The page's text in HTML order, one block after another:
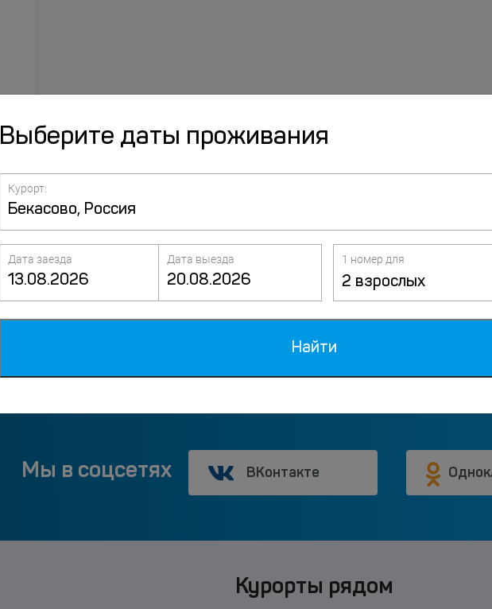
Мы в соцсетях ВКонтакте
Курорты рядом
Выберите даты проживания
Курорт:
Дата заезда Дата выезда 1 номер для
2 взрослых
Найти